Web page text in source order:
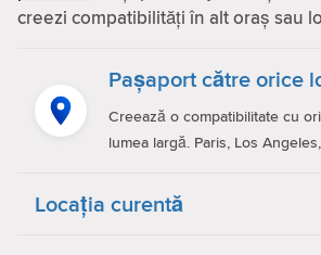
creezi compatibilităţi în alt oraș sau
Pașaport către orice
Creează o compatibilitate cu
lumea largă. Paris, Los
Locaţia curentă